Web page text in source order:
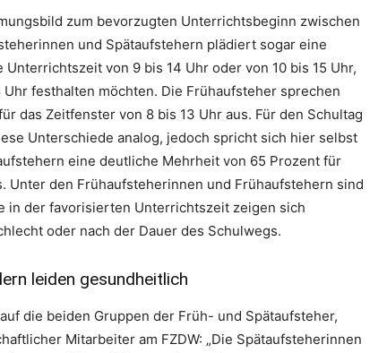
zum bevorzugten Unterrichtsbeginn zwischen
und Spätaufstehern plädiert sogar eine
von 9 bis 14 Uhr oder von 10 bis 15 Uhr,
festhalten möchten. Die Frühaufsteher sprechen
das Zeitfenster von 8 bis 13 Uhr aus. Für den Schultag
Unterschiede analog, jedoch spricht sich hier selbst
eine deutliche Mehrheit von 65 Prozent für
Unter den Frühaufsteherinnen und Frühaufstehern sind
in der favorisierten Unterrichtszeit zeigen sich
oder nach der Dauer des Schulwegs.
leiden gesundheitlich
die beiden Gruppen der Früh- und Spätaufsteher,
Mitarbeiter am FZDW: „Die Spätaufsteherinnen